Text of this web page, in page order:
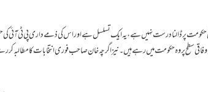
پر ڈالنا درست نہیں ہے، یہ ایک تسلسل ہے اور اس کی ذمے داری پی ٹی آئی
سطح پر وہ حکومت میں رہے ہیں ۔ نیز اگرچہ خان صاحب فوری انتخابات کا مطالبہ کر